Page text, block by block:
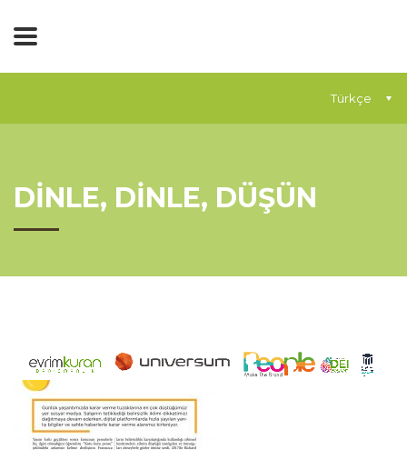
Türkçe
DİNLE, DİNLE, DÜŞÜN